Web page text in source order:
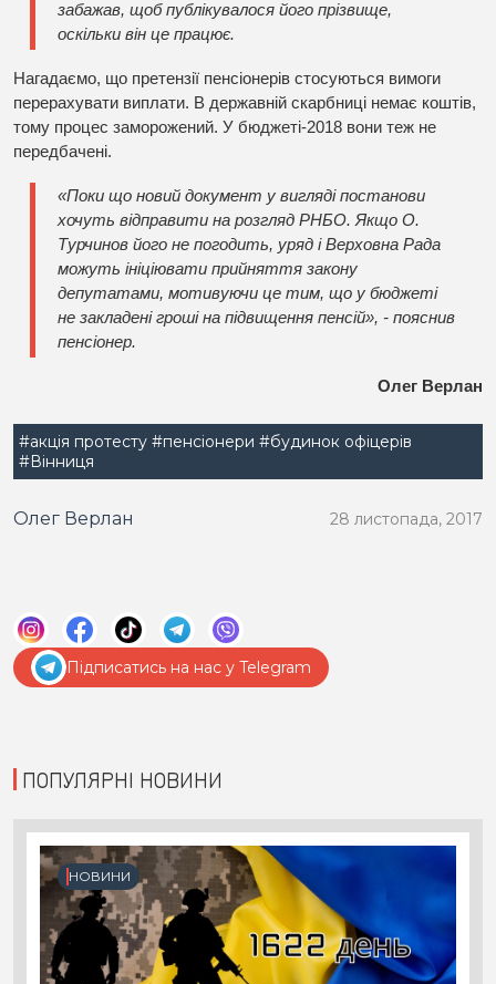
забажав, щоб публікувалося його прізвище,
оскільки він це працює.
Нагадаємо, що претензії пенсіонерів стосуються вимоги
перерахувати виплати. В державній скарбниці немає коштів,
тому процес заморожений. У бюджеті-2018 вони теж не
передбачені.
«Поки що новий документ у вигляді постанови
хочуть відправити на розгляд РНБО. Якщо О.
Турчинов його не погодить, уряд і Верховна Рада
можуть ініціювати прийняття закону
депутатами, мотивуючи це тим, що у бюджеті
не закладені гроші на підвищення пенсій», - пояснив
пенсіонер.
Олег Верлан
#акція протесту #пенсіонери #будинок офіцерів
#Вінниця
Олег Верлан 28 листопада, 2017
Підписатись на нас у Telegram
ПОПУЛЯРНІ НОВИНИ
НОВИНИ